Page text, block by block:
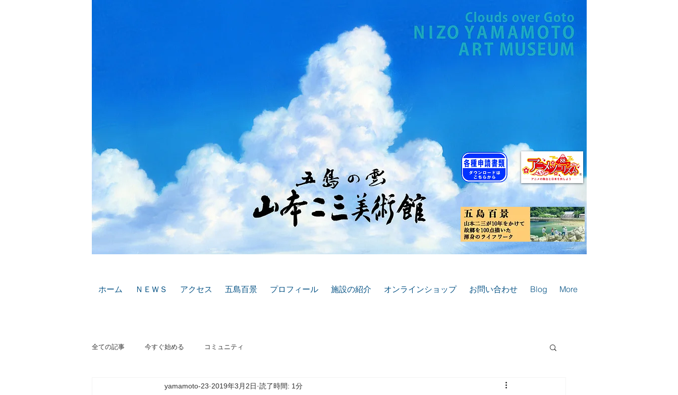
ホーム ＮＥＷＳ アクセス 五島百景 プロフィール 施設の紹介 オンラインショップ お問い合わせ Blog More
全ての記事 今すぐ始める コミュニティ
yamamoto-23 2019年3月2日 読了時間: 1分